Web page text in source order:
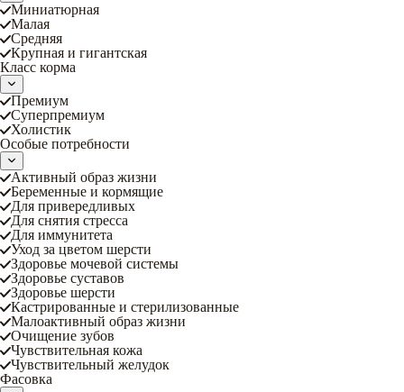
Миниатюрная
Малая
Средняя
Крупная и гигантская
Класс корма
Премиум
Суперпремиум
Холистик
Особые потребности
Активный образ жизни
Беременные и кормящие
Для привередливых
Для снятия стресса
Для иммунитета
Уход за цветом шерсти
Здоровье мочевой системы
Здоровье суставов
Здоровье шерсти
Кастрированные и стерилизованные
Малоактивный образ жизни
Очищение зубов
Чувствительная кожа
Чувствительный желудок
Фасовка